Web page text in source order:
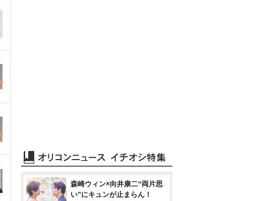
森崎ウィン×向井康二“両片思
い”にキュンが止まらん！